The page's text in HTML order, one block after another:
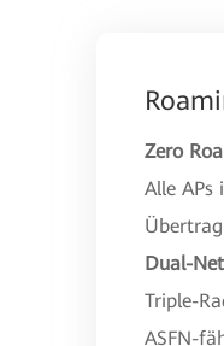
Zero
Alle APs
Dual-
Triple-
ASFN-